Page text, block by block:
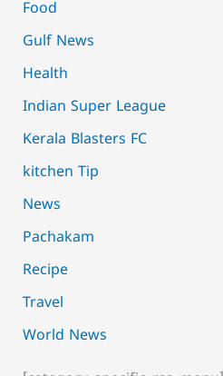
Food
Gulf News
Health
Indian Super League
Kerala Blasters FC
kitchen Tip
News
Pachakam
Recipe
Travel
World News